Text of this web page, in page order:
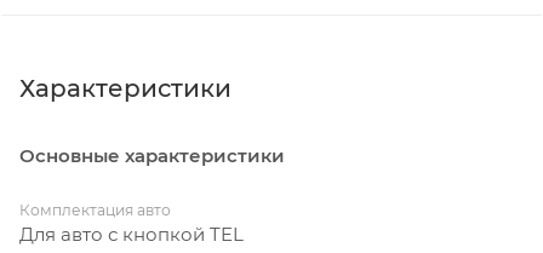
Характеристики
Основные характеристики
Комплектация авто
Для авто с кнопкой TEL